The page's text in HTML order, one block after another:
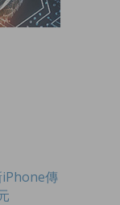
傳